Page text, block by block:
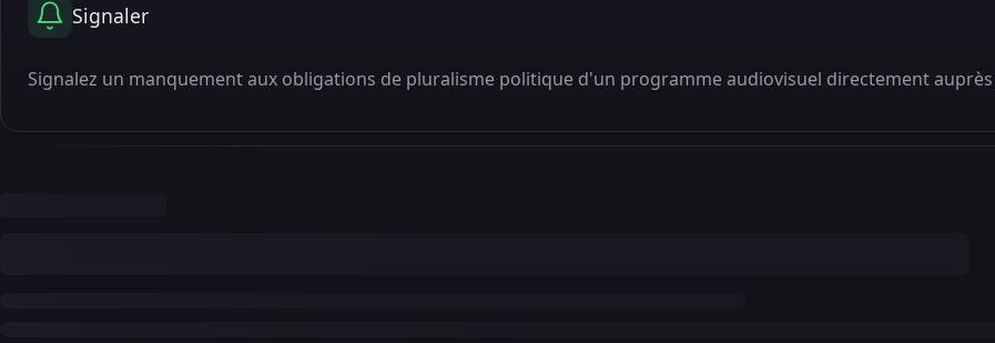
Signaler
Signalez un manquement aux obligations de pluralisme politique d'un programme audiovisuel directement